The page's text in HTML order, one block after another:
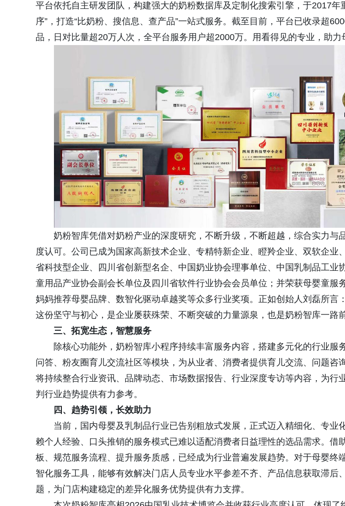
平台依托自主研发团队，构建强大的奶粉数据库及定制化搜索引擎，于2017年
序”，打造“比奶粉、搜信息、查产品”一站式服务。截至目前，平台已收录超
品，日对比量超20万人次，全平台服务用户超2000万。用看得见的专业，助力
奶粉智库凭借对奶粉产业的深度研究，不断升级，不断超越，综合实力与
度认可。公司已成为国家高新技术企业、专精特新企业、瞪羚企业、双软企业
省科技型企业、四川省创新型名企、中国奶业协会理事单位、中国乳制品工业
童用品产业协会副会长单位及四川省软件行业协会会员单位；并荣获母婴童服
妈妈推荐母婴品牌、数智化驱动卓越奖等众多行业奖项。正如创始人刘磊所言
这份坚守与初心，是企业屡获殊荣、不断突破的力量源泉，也是奶粉智库一路
三、拓宽生态，智慧服务
除核心功能外，奶粉智库小程序持续丰富服务内容，搭建多元化的行业服
问答、粉友圈育儿交流社区等模块，为从业者、消费者提供育儿交流、问题咨
将持续整合行业资讯、品牌动态、市场数据报告、行业深度专访等内容，为行
判行业趋势提供有力参考。
四、 趋势引领 ，长效助力
当前，国内母婴及乳制品行业已告别粗放式发展，正式迈入精细化、专业
赖个人经验、口头推销的服务模式已难以适配消费者日益理性的选品需求。借
板、规范服务流程、提升服务质感，已经成为行业普遍发展趋势。对于母婴终
智化服务工具，能够有效解决门店人员专业水平参差不齐、产品信息获取滞后
题，为门店构建稳定的差异化服务优势提供有力支撑。